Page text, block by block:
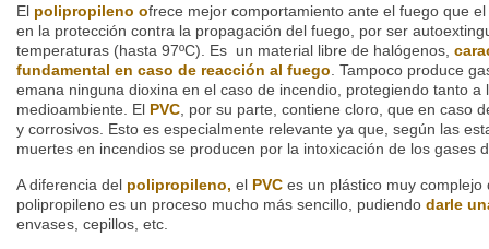
El polipropileno ofrece mejor comportamiento ante el fuego que el
en la protección contra la propagación del fuego, por ser
temperaturas (hasta 97ºC). Es un material libre de halógenos,
fundamental en caso de reacción al fuego . Tampoco produce
emana ninguna dioxina en el caso de incendio, protegiendo tanto a
medioambiente. El PVC , por su parte, contiene cloro, que en caso
y corrosivos. Esto es especialmente relevante ya que, según las
muertes en incendios se producen por la intoxicación de los gases
A diferencia del polipropileno, el PVC es un plástico muy complejo
polipropileno es un proceso mucho más sencillo, pudiendo darle
envases, cepillos, etc.